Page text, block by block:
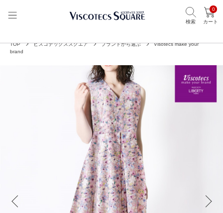
検索
0
カート
TOP ビスコテックススクエア ブランドから選ぶ
Visotecs make your
brand